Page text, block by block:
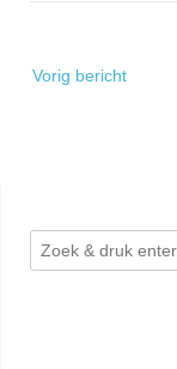
navigatie
Vorig bericht